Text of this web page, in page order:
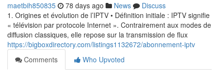
maetbih850835 78 days ago News
Discuss
1. Origines et évolution de l’IPTV • Définition initiale : IPTV signifie
« télévision par protocole Internet ». Contrairement aux modes de
diffusion classiques, elle repose sur la transmission de flux
https://bigboxdirectory.com/listings1132672/abonnement-iptv
Comments
Who Upvoted